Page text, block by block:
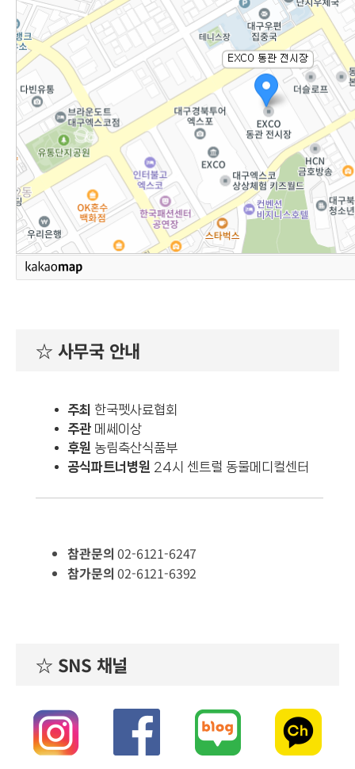
☆ 사무국 안내
주최 한국펫사료협회
주관 메쎄이상
후원 농림축산식품부
공식파트너병원 24시 센트럴 동물메디컬센터
참관문의 02-6121-6247
참가문의 02-6121-6392
☆ SNS 채널